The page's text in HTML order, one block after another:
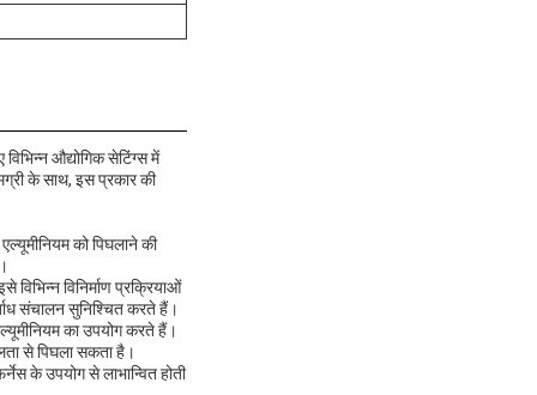
औद्योगिक सेटिंग्स में
के साथ, इस प्रकार की
को पिघलाने की
विभिन्न विनिर्माण प्रक्रियाओं
संचालन सुनिश्चित करते हैं।
का उपयोग करते हैं।
से पिघला सकता है।
के उपयोग से लाभान्वित होती